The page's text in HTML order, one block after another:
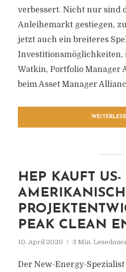
verbessert. Nicht nur sind
Anleihemarkt gestiegen,
jetzt auch ein breiteres
Investitionsmöglichkeiten,
Watkin, Portfolio Manager
beim Asset Manager
HEP KAUFT US-
PEAK CLEAN
10. April 2020 3 Min.
Der New-Energy-